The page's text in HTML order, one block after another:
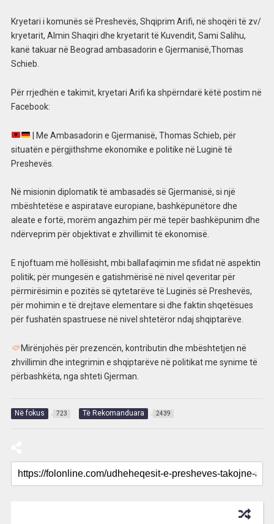
Kryetari i komunës së Preshevës, Shqiprim Arifi, në shoqëri të zv/
kryetarit, Almin Shaqiri dhe kryetarit të Kuvendit, Sami Salihu,
kanë takuar në Beograd ambasadorin e Gjermanisë,Thomas
Schieb.
Për rrjedhën e takimit, kryetari Arifi ka shpërndarë këtë postim në
Facebook:
| Me Ambasadorin e Gjermanisë, Thomas Schieb, për
situatën e përgjithshme ekonomike e politike në Luginë të
Preshevës.
Në misionin diplomatik të ambasadës së Gjermanisë, si një
mbështetëse e aspiratave europiane, bashkëpunëtore dhe
aleate e fortë, morëm angazhim për më tepër bashkëpunim dhe
ndërveprim për objektivat e zhvillimit të ekonomisë.
E njoftuam më hollësisht, mbi ballafaqimin me sfidat në aspektin
politik; për mungesën e gatishmërisë në nivel qeveritar për
përmirësimin e pozitës së qytetarëve të Luginës së Preshevës,
për mohimin e të drejtave elementare si dhe faktin shqetësues
për fushatën spastruese në nivel shtetëror ndaj shqiptarëve.
Mirënjohës për prezencën, kontributin dhe mbështetjen në
zhvillimin dhe integrimin e shqiptarëve në politikat me synime të
përbashkëta, nga shteti Gjerman.
Në fokus 723 Të Rekomanduara 2439